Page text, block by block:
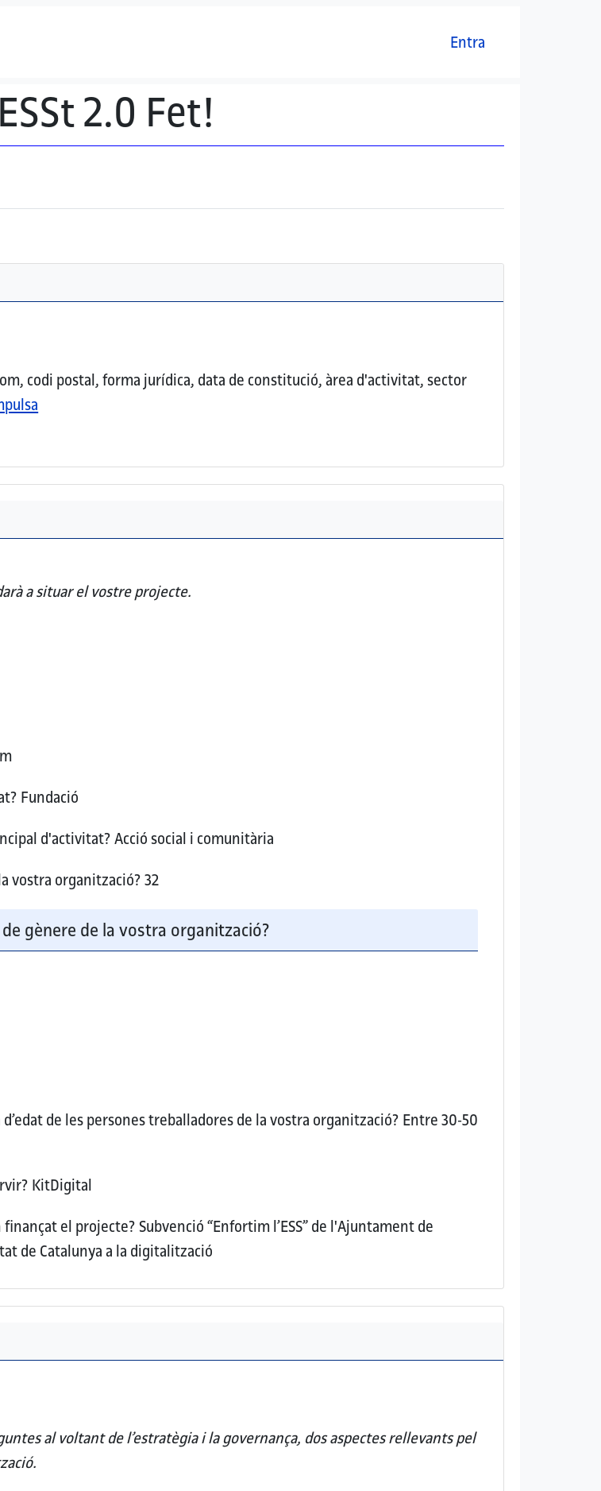
Entra
2.0 Fet!
codi postal, forma jurídica, data de constitució, àrea d'activitat, sector
a situar el vostre projecte.
Fundació
d'activitat?Acció social i comunitària
vostra organització?32
gènere de la vostra organització?
de les persones treballadores de la vostra organització?Entre 30-50
KitDigital
finançat el projecte? Subvenció “Enfortim l’ESS” de l'Ajuntament de
de Catalunya a la digitalització
al voltant de l’estratègia i la governança, dos aspectes rellevants pel